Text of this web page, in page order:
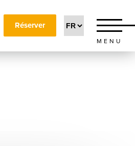
Réserver
MENU